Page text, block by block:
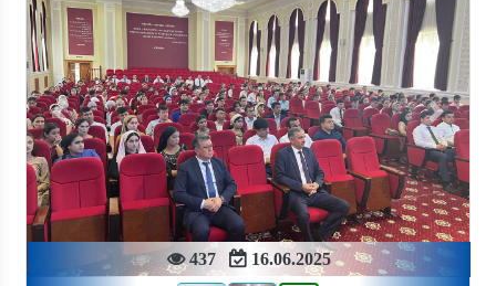
437 16.06.2025
Previous Next